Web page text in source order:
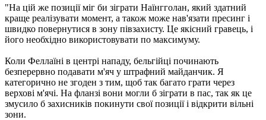
"На цій же позиції міг би зіграти Наїнгголан, який здатний
краще реалізувати момент, а також може нав'язати пресинг і
швидко повернутися в зону півзахисту. Це якісний гравець, і
його необхідно використовувати по максимуму.
Коли Феллаїні в центрі нападу, бельгійці починають
безперервно подавати м'яч у штрафний майданчик. Я
категорично не згоден з тим, щоб так багато грати через
верхові м'ячі. На фланзі вони могли б зіграти в пас, так як це
змусило б захисників покинути свої позиції і відкрити вільні
зони.